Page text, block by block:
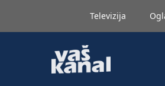
Televizija